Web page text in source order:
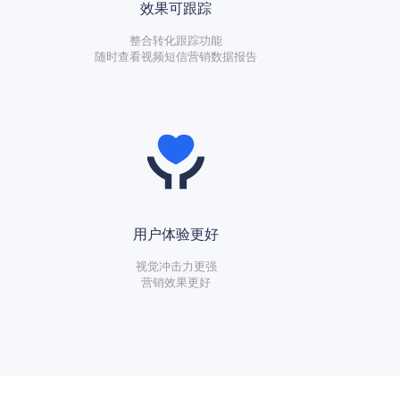
效果可跟踪
整合转化跟踪功能
随时查看视频短信营销数据报告
用户体验更好
视觉冲击力更强
营销效果更好